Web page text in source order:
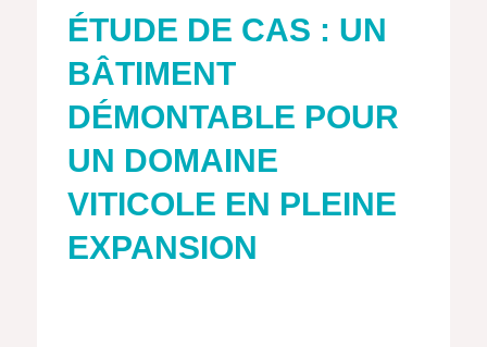
ÉTUDE DE CAS : UN
BÂTIMENT
DÉMONTABLE POUR
UN DOMAINE
VITICOLE EN PLEINE
EXPANSION